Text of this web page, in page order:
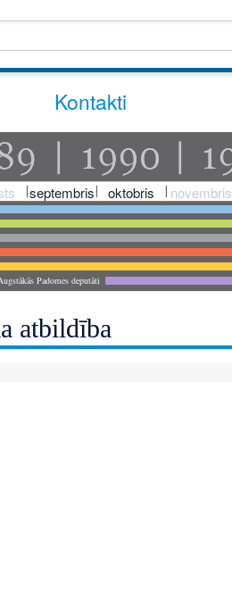
Kontakti
septembris oktobris novembris
Padomes deputāti
atbildība